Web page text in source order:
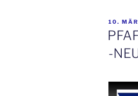
AM
10.
-